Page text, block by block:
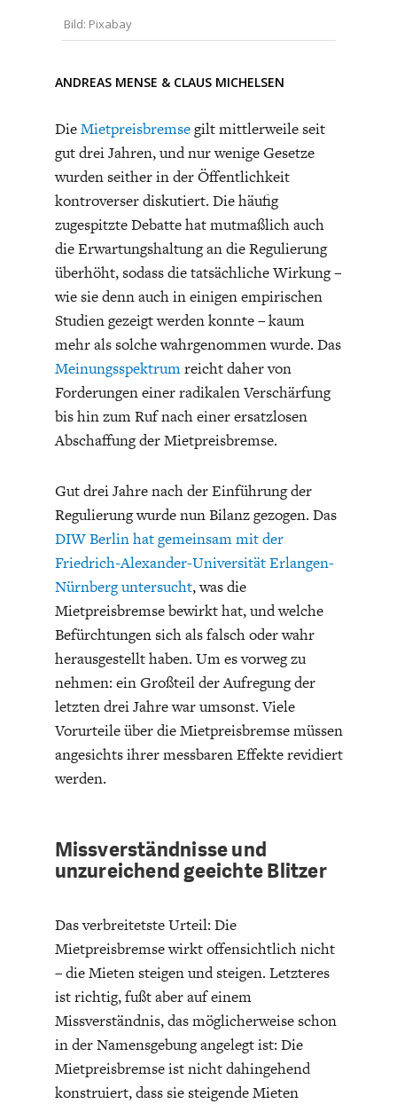
INDUSTRIEPOLITIK
CIRCULAR ECONOMY
FACHKRÄFTEMANGEL
ENERGIE & UMWELT
ENTWICKLUNGSPOLITIK
FINANZMÄRKTE
Bild: Pixabay
ANDREAS MENSE & CLAUS MICHELSEN
DieMietpreisbremsegilt mittlerweile seit
gut drei Jahren, und nur wenige Gesetze
wurden seither in der Öffentlichkeit
kontroverser diskutiert. Die häufig
zugespitzte Debatte hat mutmaßlich auch
die Erwartungshaltung an die Regulierung
überhöht, sodass die tatsächliche Wirkung –
wie sie denn auch in einigen empirischen
Studien gezeigt werden konnte – kaum
mehr als solche wahrgenommen wurde. Das
Meinungsspektrumreicht daher von
Forderungen einer radikalen Verschärfung
bis hin zum Ruf nach einer ersatzlosen
Abschaffung der Mietpreisbremse.
Gut drei Jahre nach der Einführung der
Regulierung wurde nun Bilanz gezogen. Das
DIW Berlin hat gemeinsam mit der
Friedrich-Alexander-Universität Erlangen-
Nürnberg untersucht, was die
Mietpreisbremse bewirkt hat, und welche
Befürchtungen sich als falsch oder wahr
herausgestellt haben. Um es vorweg zu
nehmen: ein Großteil der Aufregung der
letzten drei Jahre war umsonst. Viele
Vorurteile über die Mietpreisbremse müssen
angesichts ihrer messbaren Effekte revidiert
werden.
Missverständnisse und
unzureichend geeichte Blitzer
Das verbreitetste Urteil: Die
Mietpreisbremse wirkt offensichtlich nicht
– die Mieten steigen und steigen. Letzteres
ist richtig, fußt aber auf einem
Missverständnis, das möglicherweise schon
in der Namensgebung angelegt ist: Die
Mietpreisbremse ist nicht dahingehend
konstruiert, dass sie steigende Mieten